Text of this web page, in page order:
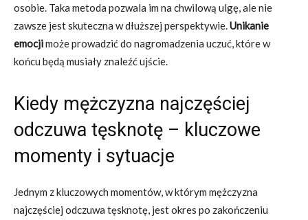
osobie. Taka metoda pozwala im na chwilową ulgę, ale nie
zawsze jest skuteczna w dłuższej perspektywie.Unikanie
emocjimoże prowadzić do nagromadzenia uczuć, które w
końcu będą musiały znaleźć ujście.
Kiedy mężczyzna najczęściej
odczuwa tęsknotę – kluczowe
momenty i sytuacje
Jednym z kluczowych momentów, w którym mężczyzna
najczęściej odczuwa tęsknotę, jest okres po zakończeniu